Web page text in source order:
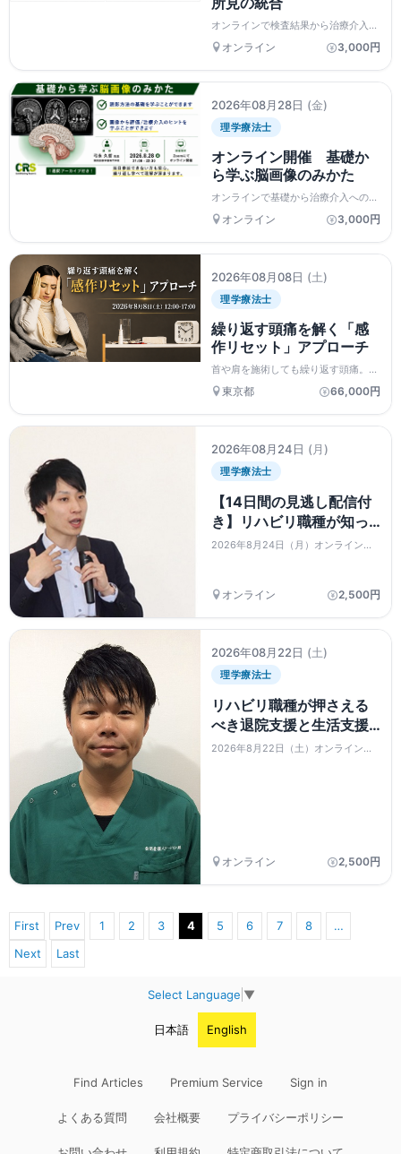
オンラインで検査結果から治療介入へ
の考え方を学びましょう
オンライン 3,000円
2026年08月28日 (金)
理学療法士
オンライン開催 基礎か
ら学ぶ脳画像のみかた
オンラインで基礎から治療介入への考
え方を学びましょう
オンライン 3,000円
2026年08月08日 (土)
理学療法士
繰り返す頭痛を解く「感
作リセット」アプローチ
首や肩を施術しても繰り返す頭痛。そ
の背景を「感覚入力」と「神経系の過
敏化（感作）」の視点から整理し、評
ョップです。事前学習＋実技中心で行
東京都 66,000円
2026年08月24日 (月)
理学療法士
【14日間の見逃し配信付
き】リハビリ職種が知っ
ておきたいADL改善に必
2026年8月24日（月）オンラインセ
オンライン 2,500円
2026年08月22日 (土)
理学療法士
リハビリ職種が押さえる
べき退院支援と生活支援
の実際～事例を通して学
2026年8月22日（土）オンラインセ
オンライン 2,500円
First Prev 1 2 3 4 5 6 7 8
…
Next
Last
Select Language ▼
日本語 English
Find Articles Premium Service Sign in
よくある質問 会社概要 プライバシーポリシー